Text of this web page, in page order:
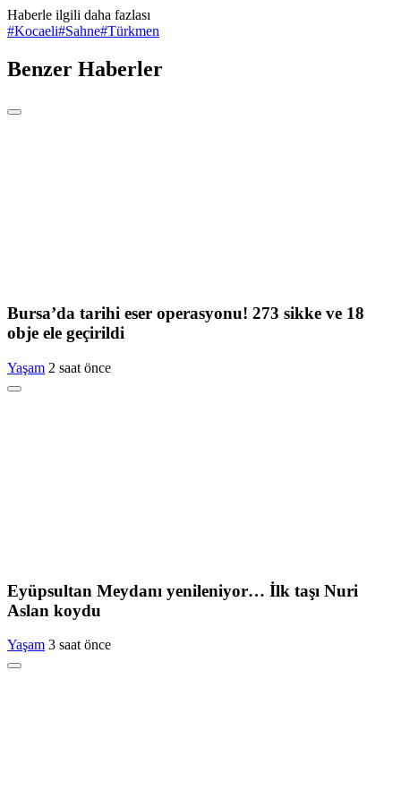
Haberle ilgili daha fazlası
#Kocaeli#Sahne#Türkmen
Benzer Haberler
Bursa’da tarihi eser operasyonu! 273 sikke ve 18
obje ele geçirildi
Yaşam 2 saat önce
Eyüpsultan Meydanı yenileniyor… İlk taşı Nuri
Aslan koydu
Yaşam 3 saat önce